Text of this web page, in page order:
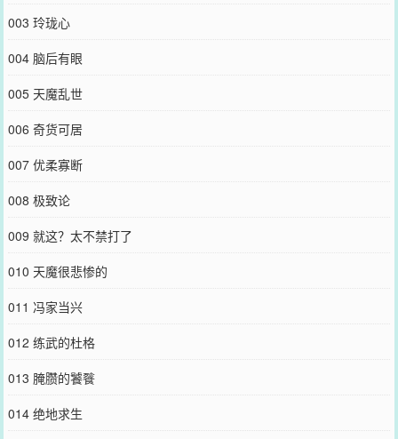
003 玲珑心
004 脑后有眼
005 天魔乱世
006 奇货可居
007 优柔寡断
008 极致论
009 就这？太不禁打了
010 天魔很悲惨的
011 冯家当兴
012 练武的杜格
013 腌臜的饕餮
014 绝地求生